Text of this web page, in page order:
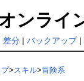
ンラ
差分| バックアップ|
プ>スキル>冒険系